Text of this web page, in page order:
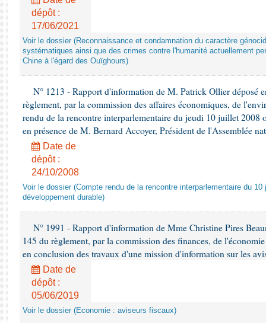
dépôt :
17/06/2021
Voir le dossier (Reconnaissance et condamnation du caractère
systématiques ainsi que des crimes contre l'humanité actuellement
Chine à l'égard des Ouïghours)
N° 1213 - Rapport d'information de M. Patrick Ollier déposé
règlement, par la commission des affaires économiques, de
rendu de la rencontre interparlementaire du jeudi 10 juillet 2008
en présence de M. Bernard Accoyer, Président de l'Assemblée
Date de
dépôt :
24/10/2008
Voir le dossier (Compte rendu de la rencontre interparlementaire du
développement durable)
N° 1991 - Rapport d'information de Mme Christine Pires
145 du règlement, par la commission des finances, de
en conclusion des travaux d'une mission d'information sur les
Date de
dépôt :
05/06/2019
Voir le dossier (Economie : aviseurs fiscaux)